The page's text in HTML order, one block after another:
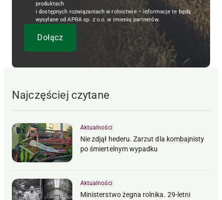
produktach
i dostępnych rozwiązaniach w rolnictwie – informacje te będą
wysyłane od APRA sp. z o.o. w imieniu partnerów.
Najczęściej czytane
Aktualności
Nie zdjął hederu. Zarzut dla kombajnisty
po śmiertelnym wypadku
Aktualności
Ministerstwo żegna rolnika. 29-letni